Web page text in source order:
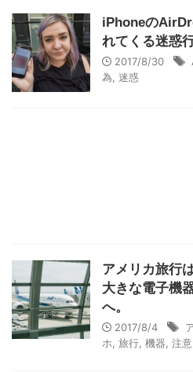
iPhoneの
れてくる迷惑
2017/8/30
為 迷惑
アメリカ旅行
大きな電子機
へ。
2017/8/4
ホ 旅行 機器 注意